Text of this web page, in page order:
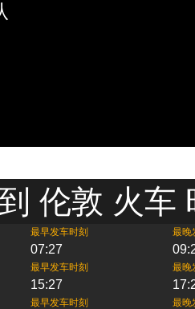
伦敦 火车
最早发车时刻
07:27
最晚
最早发车时刻
15:27
最晚
最早发车时刻 最晚